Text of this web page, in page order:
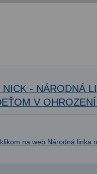
- NÁRODNÁ
V